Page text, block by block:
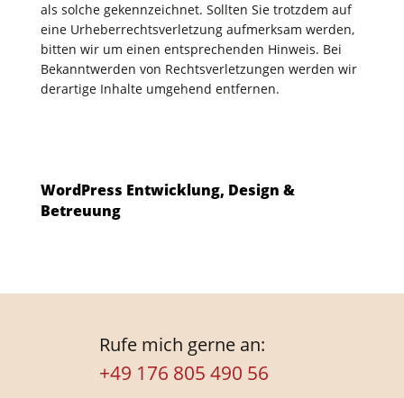
als sol­che gekenn­zeich­net. Soll­ten Sie trotz­dem auf
eine Urhe­ber­rechts­ver­let­zung auf­merk­sam wer­den,
bit­ten wir um einen ent­spre­chen­den Hin­weis. Bei
Bekannt­wer­den von Rechts­ver­let­zun­gen wer­den wir
der­ar­ti­ge Inhal­te umge­hend entfernen.
Word­Press Ent­wick­lung, Design &
Betreuung
Rufe mich gerne an:
+49 176 805 490 56